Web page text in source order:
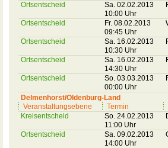
Ortsentscheid
Sa. 02.02.2013
10:00 Uhr
Ortsentscheid
Fr. 08.02.2013
09:45 Uhr
Ortsentscheid
Sa. 16.02.2013
10:30 Uhr
Ortsentscheid
Sa. 16.02.2013
14:30 Uhr
Ortsentscheid
So. 03.03.2013
00:00 Uhr
Delmenhorst/Oldenburg-Land
Veranstaltungsebene
Termin
Kreisentscheid
So. 24.02.2013
11:00 Uhr
Ortsentscheid
Sa. 09.02.2013
14:00 Uhr